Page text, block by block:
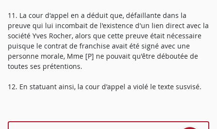
11. La cour d'appel en a déduit que, défaillante dans la
preuve qui lui incombait de l'existence d'un lien direct avec la
société Yves Rocher, alors que cette preuve était nécessaire
puisque le contrat de franchise avait été signé avec une
personne morale, Mme [P] ne pouvait qu'être déboutée de
toutes ses prétentions.
12. En statuant ainsi, la cour d'appel a violé le texte susvisé.